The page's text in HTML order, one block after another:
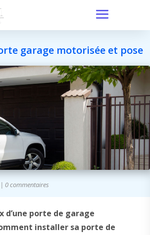
garage motorisée et pose
| 0 commentaires
d’une porte de garage
installer sa porte de